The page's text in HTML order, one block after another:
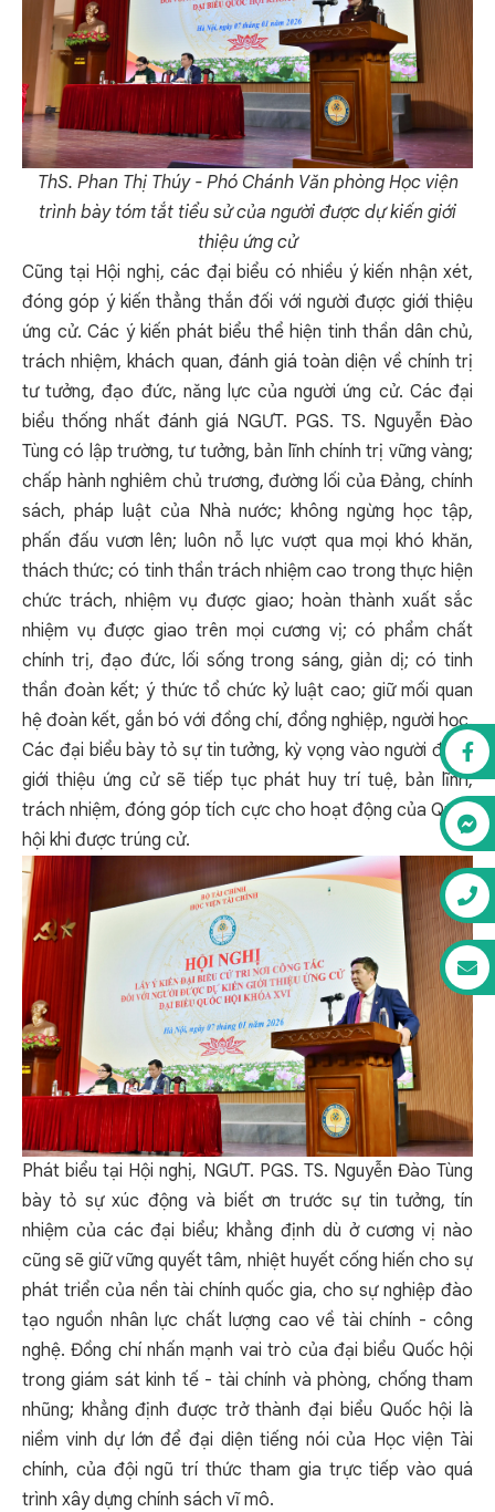
ThS. Phan Thị Thúy - Phó Chánh Văn phòng Học viện
trình bày tóm tắt tiểu sử của người được dự kiến giới
thiệu ứng cử
Cũng tại Hội nghị, các đại biểu có nhiều ý kiến nhận xét,
đóng góp ý kiến thẳng thắn đối với người được giới thiệu
ứng cử. Các ý kiến phát biểu thể hiện tinh thần dân chủ,
trách nhiệm, khách quan, đánh giá toàn diện về chính trị
tư tưởng, đạo đức, năng lực của người ứng cử. Các đại
biểu thống nhất đánh giá NGƯT. PGS. TS. Nguyễn Đào
Tùng có lập trường, tư tưởng, bản lĩnh chính trị vững vàng;
chấp hành nghiêm chủ trương, đường lối của Đảng, chính
sách, pháp luật của Nhà nước; không ngừng học tập,
phấn đấu vươn lên; luôn nỗ lực vượt qua mọi khó khăn,
thách thức; có tinh thần trách nhiệm cao trong thực hiện
chức trách, nhiệm vụ được giao; hoàn thành xuất sắc
nhiệm vụ được giao trên mọi cương vị; có phẩm chất
chính trị, đạo đức, lối sống trong sáng, giản dị; có tinh
thần đoàn kết; ý thức tổ chức kỷ luật cao; giữ mối quan
hệ đoàn kết, gắn bó với đồng chí, đồng nghiệp, người học.
Các đại biểu bày tỏ sự tin tưởng, kỳ vọng vào người được
giới thiệu ứng cử sẽ tiếp tục phát huy trí tuệ, bản lĩnh,
trách nhiệm, đóng góp tích cực cho hoạt động của Quốc
hội khi được trúng cử.
Phát biểu tại Hội nghị, NGƯT. PGS. TS. Nguyễn Đào Tùng
bày tỏ sự xúc động và biết ơn trước sự tin tưởng, tín
nhiệm của các đại biểu; khẳng định dù ở cương vị nào
cũng sẽ giữ vững quyết tâm, nhiệt huyết cống hiến cho sự
phát triển của nền tài chính quốc gia, cho sự nghiệp đào
tạo nguồn nhân lực chất lượng cao về tài chính - công
nghệ. Đồng chí nhấn mạnh vai trò của đại biểu Quốc hội
trong giám sát kinh tế - tài chính và phòng, chống tham
nhũng; khẳng định được trở thành đại biểu Quốc hội là
niềm vinh dự lớn để đại diện tiếng nói của Học viện Tài
chính, của đội ngũ trí thức tham gia trực tiếp vào quá
trình xây dựng chính sách vĩ mô.